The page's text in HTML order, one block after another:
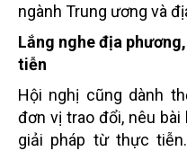
ngành Trung ương và
Lắng nghe địa
tiễn
Hội nghị cũng dành
đơn vị trao đổi, nêu
giải pháp từ thực